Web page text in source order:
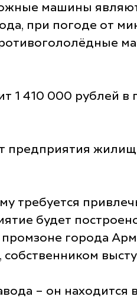
машины
при погоде от
1 410 000 рублей в
предприятия
требуется
будет
города
– он находится